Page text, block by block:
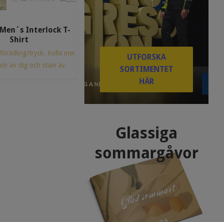
UTFORSKA
SORTIMENTET
HÄR
Glassiga
sommargåvor
Interlock T-
Shirt
tryck. Kolla mer
av dig och stäm av.
Neutral Men´s Tank Top
Produkt för förädling/tryck. Kolla mer
info eller hör av dig och stäm av.